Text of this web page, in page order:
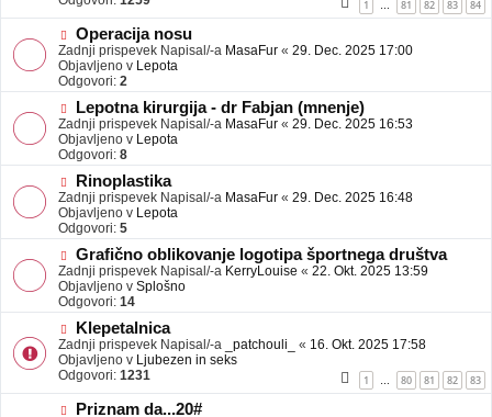
e
b
a
v
e
1 81 82 83 84
N
o
v
e
o
j
a
v
e
Operacija nosu
Zadnji prispevek Napisal/-a MasaFur « 29. Dec. 2025 17:00
Objavljeno v Lepota
Odgovori: 2
N
o
v
e
o
j
a
v
e
Lepotna kirurgija - dr Fabjan (mnenje)
Zadnji prispevek Napisal/-a MasaFur « 29. Dec. 2025 16:53
Objavljeno v Lepota
Odgovori: 8
N
o
v
e
o
b
j
a
v
e
Rinoplastika
Zadnji prispevek Napisal/-a MasaFur « 29. Dec. 2025 16:48
Objavljeno v Lepota
Odgovori: 5
N
o
v
e
o
j
a
v
e
Grafično oblikovanje logotipa športnega društva
Zadnji prispevek Napisal/-a KerryLouise « 22. Okt. 2025 13:59
Objavljeno v Splošno
Odgovori: 14
N
o
v
e
b
Klepetalnica
Zadnji prispevek Napisal/-a _patchouli_ « 16. Okt. 2025 17:58
Objavljeno v Ljubezen in seks
Odgovori: 1231 1 80 81 82 83
NPriznam da...20#